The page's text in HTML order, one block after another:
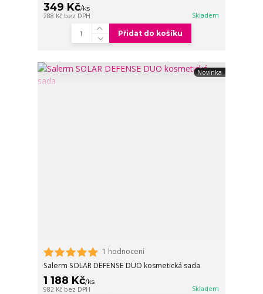
349 Kč/ks
288 Kč bez DPH Skladem
Přidat do košíku
Novinka
1 hodnocení
Salerm SOLAR DEFENSE DUO kosmetická sada
1 188 Kč/ks
982 Kč bez DPH Skladem